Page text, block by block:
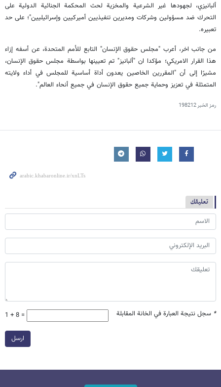
ألبانيزي، لجهودها غير الشرعية والمخزية لحث المحكمة الجنائية الدولية على
التحرك ضد مسؤولين وشركات ومديرين تنفيذيين أميركيين وإسرائيليين"؛ على حد
تعبيره.
من جانب اخر، أعرب "مجلس حقوق الإنسان" التابع للأمم المتحدة، عن أسفه إزاء
هذا القرار الامريكي؛ مؤكدا ان "ألبانيز" تم تعيينها بواسطة مجلس حقوق الإنسان،
مشيرًا إلى أن "المقررين الخاصين يعدون أداة أساسية للمجلس في أداء ولايته
المتمثلة في تعزيز وحماية جميع حقوق الإنسان في جميع أنحاء العالم".
رمز الخبر198212
تعليقك
* سجل نتيجة العبارة في الخانة المقابلة 1 + 8 =
ارسل